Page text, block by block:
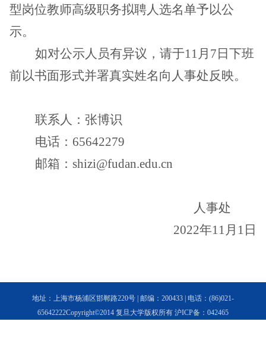
型岗位教师高级职务拟聘人选名单予以公
示。
如对公示人员有异议，请于11 月 7 日下班
前以书面形式并署真实姓名向人事处反映。
联系人：张博识
电话： 65642279
邮箱： shizi@fudan.edu.cn
人事处
2022年11 月 1 日
地址：上海市杨浦区邯郸路220号 | 邮编：200433 | 电话：(86)021-
65642222Copyright©2014 复旦大学版权所有 沪ICP备：042465